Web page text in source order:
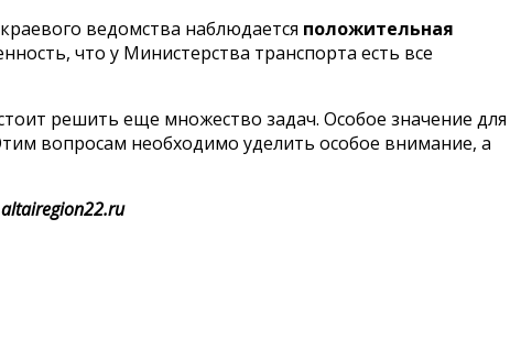
ведомства наблюдается положительная
что у Министерства транспорта есть все
решить еще множество задач. Особое значение для
вопросам необходимо уделить особое внимание, а